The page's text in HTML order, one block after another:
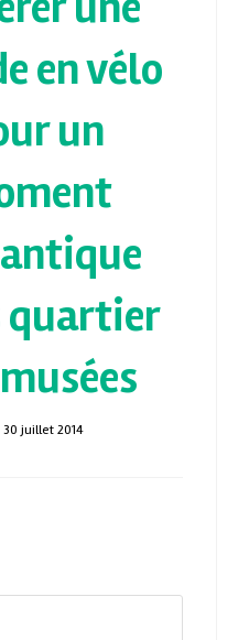
en vélo
un
quartier
30 juillet 2014